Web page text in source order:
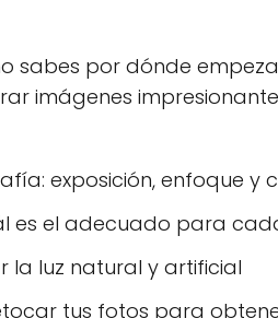
sabes por dónde
imágenes
exposición, enfoque y
es el adecuado para
la luz natural y artificial
tus fotos para